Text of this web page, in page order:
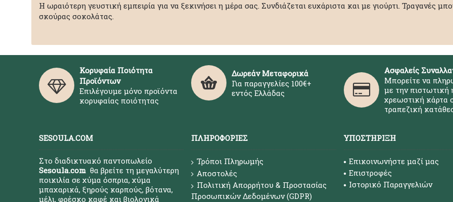
Η ωραιότερη γευστική εμπειρία για να ξεκινήσει η μέρα σας. Συνδιάζεται ευχάριστα και με γιούρτι. Τραγανές
σκούρας σοκολάτας.
Κορυφαία Ποιότητα
Προϊόντων
Επιλέγουμε μόνο προϊόντα
κορυφαίας ποιότητας
Δωρεάν Μεταφορικά
Για παραγγελίες 100€+
εντός Ελλάδας
Ασφαλείς
Μπορείτε να
με την πιστωτική
χρεωστική κάρτα
τραπεζική
SESOULA.COM
Στο διαδικτυακό παντοπωλείο
Sesoula.com θα βρείτε τη μεγαλύτερη
ποικιλία σε χύμα όσπρια, χύμα
μπαχαρικά, ξηρούς καρπούς, βότανα,
μέλι, φρέσκο καφέ και βιολογικά
ΠΛΗΡΟΦΟΡΊΕΣ
Τρόποι Πληρωμής
Αποστολές
Πολιτική Απορρήτου & Προστασίας
Προσωπικών Δεδομένων (GDPR)
ΥΠΟΣΤΉΡΙΞΗ
Επικοινωνήστε μαζί μας
Επιστροφές
Ιστορικό Παραγγελιών